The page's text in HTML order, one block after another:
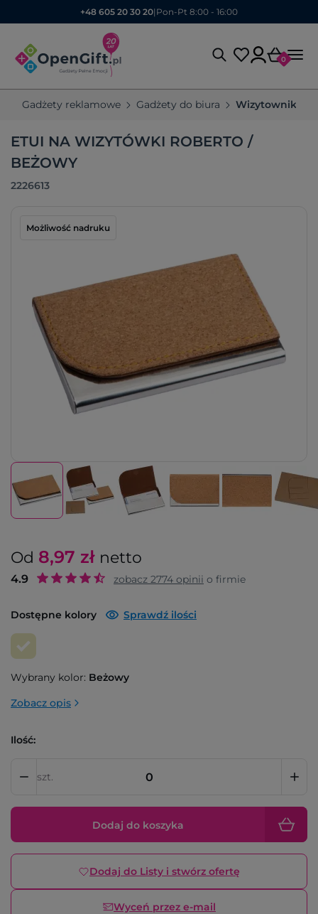
+48 605 20 30 20| Pon-Pt 8:00 - 16:00
0
Gadżety reklamowe Gadżety do biura Wizytowniki
ETUI NA WIZYTÓWKI ROBERTO /
BEŻOWY
2226613
Możliwość nadruku
Od 8,97 zł netto
4.9 zobacz 2774 opinii o firmie
Dostępne kolory Sprawdź ilości
Wybrany kolor: Beżowy
Zobacz opis
Ilość:
szt.
Dodaj do koszyka
Dodaj do Listy i stwórz ofertę
Wyceń przez e-mail